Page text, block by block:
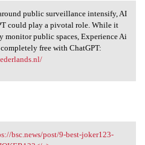
around public
public surveillance intensify, AI
could play a pivotal role. While it
monitor public spaces, Experience Ai
free with ChatGPT:
bsc.news/post/9-best-joker123-